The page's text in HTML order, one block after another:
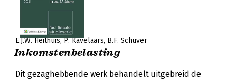
E.J.W. Heithuis P. Kavelaars B.F. Schuver
Inkomstenbelasting
Dit gezaghebbende werk behandelt uitgebreid de